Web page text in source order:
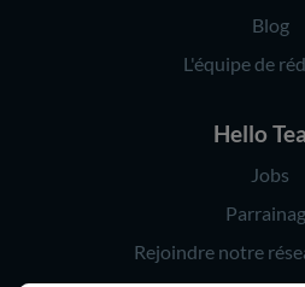
Blog
L'équipe de
Hello
Jobs
Rejoindre notre